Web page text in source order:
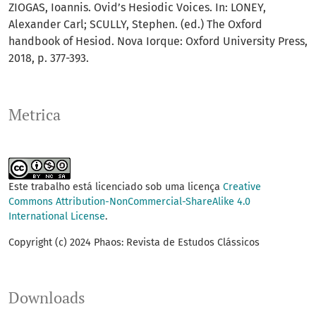
Metrica
ZIOGAS, Ioannis. Ovid’s Hesiodic Voices. In: LONEY,
Alexander Carl; SCULLY, Stephen. (ed.) The Oxford
handbook of Hesiod. Nova Iorque: Oxford University Press,
2018, p. 377-393.
Este trabalho está licenciado sob uma licença Creative
Commons Attribution-NonCommercial-ShareAlike 4.0
International License.
Copyright (c) 2024 Phaos: Revista de Estudos Clássicos
Downloads